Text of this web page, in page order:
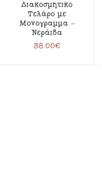
Διακοσμητικό
Τελάρο με
Μονόγραμμα –
Νεράιδα
38.00€